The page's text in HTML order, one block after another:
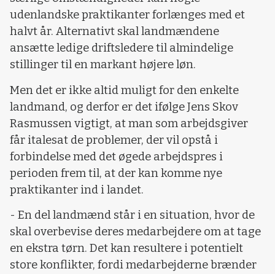
udenlandske praktikanter forlænges med et
halvt år. Alternativt skal landmændene
ansætte ledige driftsledere til almindelige
stillinger til en markant højere løn.
Men det er ikke altid muligt for den enkelte
landmand, og derfor er det ifølge Jens Skov
Rasmussen vigtigt, at man som arbejdsgiver
får italesat de problemer, der vil opstå i
forbindelse med det øgede arbejdspres i
perioden frem til, at der kan komme nye
praktikanter ind i landet.
- En del landmænd står i en situation, hvor de
skal overbevise deres medarbejdere om at tage
en ekstra tørn. Det kan resultere i potentielt
store konflikter, fordi medarbejderne brænder